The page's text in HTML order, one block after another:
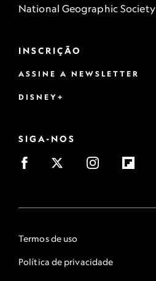
National Geographic Society
INSCRIÇÃO
ASSINE A NEWSLETTER
DISNEY+
SIGA-NOS
Termos de uso
Política de privacidade